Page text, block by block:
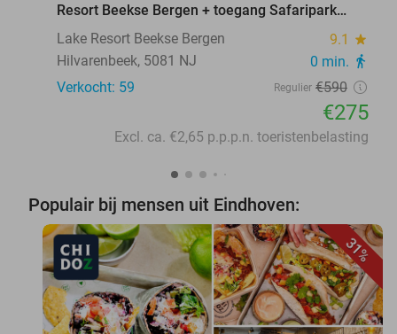
Resort Beekse Bergen + toegang Safaripark
Beekse Bergen
Lake Resort Beekse Bergen 9.1 star
Hilvarenbeek, 5081 NJ 0 min. directions_walk
Verkocht: 59 Regulier €590
€275
Excl. ca. €2,65 p.p.p.n. toeristenbelasting
Populair bij mensen uit Eindhoven:
31%